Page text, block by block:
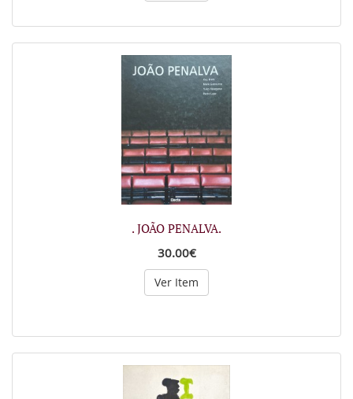
. JOÃO PENALVA.
30.00€
Ver Item